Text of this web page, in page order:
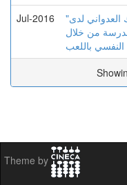
Jul-2016
"تعديل السلوك العدواني لدى
من خلال
Theme by